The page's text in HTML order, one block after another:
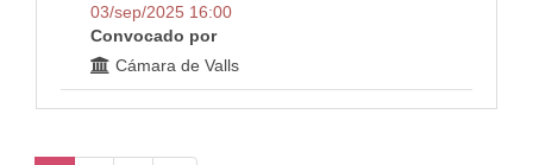
03/sep/2025 16:00
Convocado por
Cámara de Valls